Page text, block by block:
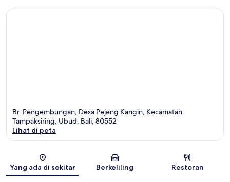
Br. Pengembungan, Desa Pejeng Kangin, Kecamatan
Tampaksiring, Ubud, Bali, 80552
Lihat di peta
Yang ada di sekitar Berkeliling Restoran